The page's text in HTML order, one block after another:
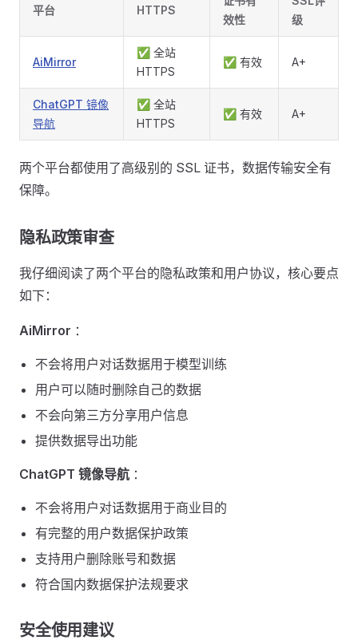
平台 HTTPS
效性
级
AiMirror
✅ 全站
HTTPS
✅ 有效 A+
ChatGPT 镜像
导航
✅ 全站
HTTPS
✅ 有效 A+
两个平台都使用了高级别的 SSL 证书，数据传输安全有
保障。
隐私政策审查 ​
我仔细阅读了两个平台的隐私政策和用户协议，核心要点
如下：
AiMirror ：
不会将用户对话数据用于模型训练
用户可以随时删除自己的数据
不会向第三方分享用户信息
提供数据导出功能
ChatGPT 镜像导航 ：
不会将用户对话数据用于商业目的
有完整的用户数据保护政策
支持用户删除账号和数据
符合国内数据保护法规要求
安全使用建议 ​